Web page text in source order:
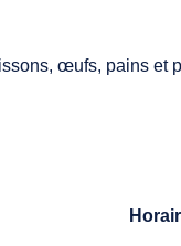
œufs, pains et